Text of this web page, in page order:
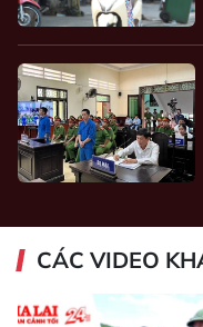
CÁC VIDEO